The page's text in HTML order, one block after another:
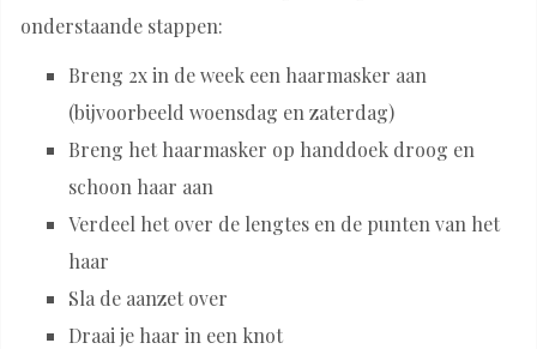
onderstaande stappen:
Breng 2x in de week een haarmasker aan
(bijvoorbeeld woensdag en zaterdag)
Breng het haarmasker op handdoek droog en
schoon haar aan
Verdeel het over de lengtes en de punten van het
haar
Sla de aanzet over
Draai je haar in een knot